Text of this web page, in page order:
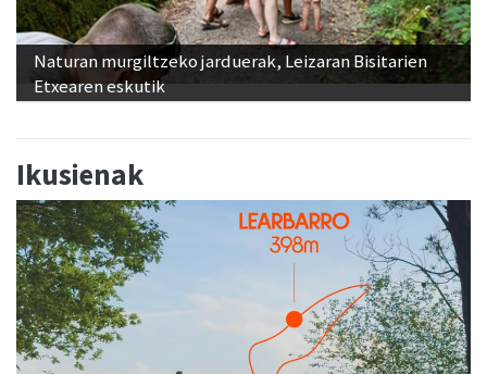
Naturan murgiltzeko jarduerak, Leizaran Bisitarien
Etxearen eskutik